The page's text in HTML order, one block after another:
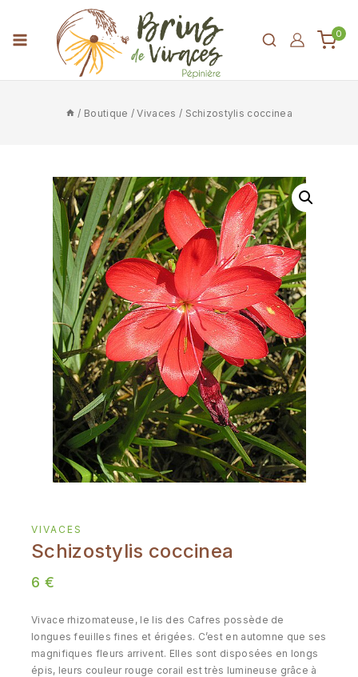
0
/ Boutique / Vivaces / Schizostylis coccinea
VIVACES
Schizostylis coccinea
6 €
Vivace rhizomateuse, le lis des Cafres possède de
longues feuilles fines et érigées. C’est en automne que ses
magnifiques fleurs arrivent. Elles sont disposées en longs
épis, leurs couleur rouge corail est très lumineuse grâce à